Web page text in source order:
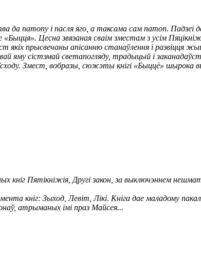
да патопу і пасля яго, а таксама сам патоп. Падзеі
Цесна звязаная сваім зместам з усім
якіх прысвечаны апісанню станаўлення і развіцця
яму сістэмай светапогляду, традыцый і
Змест, вобразы, сюжэты кнігі «Быццё» шырока
кніг Пятікніжія, Другі закон, за выключэннем
кніг: Зыход, Левіт, Лікі. Кніга дае маладому
атрыманых імі праз Майсея...